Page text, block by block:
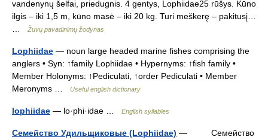
vandenynų šelfai, priedugnis. 4 gentys, Lophiidae25 rūšys. Kūno
ilgis – iki 1,5 m, kūno masė – iki 20 kg. Turi meškerę – pakitusį…
Žuvų pavadinimų žodynas
Lophiidae — noun large headed marine fishes comprising the
anglers • Syn: ↑family Lophiidae • Hypernyms: ↑fish family •
Member Holonyms: ↑Pediculati, ↑order Pediculati • Member
Meronyms …
Useful english dictionary
lophiidae — lo·phi·idae … English syllables
Семейство Удильщиковые (Lophiidae) — Семейство